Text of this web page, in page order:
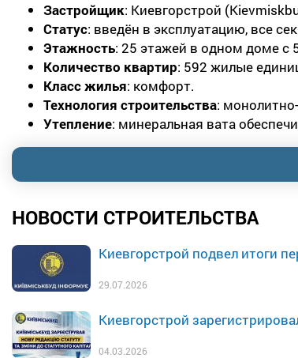
Застройщик: Киевгорстрой
Статус: введён в эксплуатацию, все
Этажность: 25 этажей в одном доме с
Количество квартир: 592 жилые
Класс жилья: комфорт.
Технология строительства:
Утепление: минеральная вата
НОВОСТИ СТРОИТЕЛЬСТВА
Киевгорстрой подвел итоги
29.07.2026
Киевгорстрой
04.03.2026